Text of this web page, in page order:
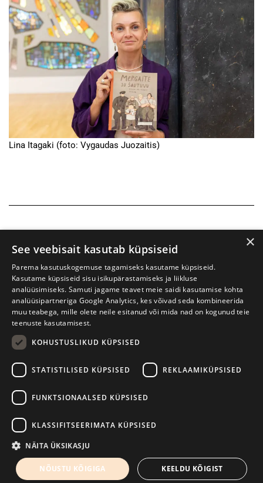
Lina Itagaki (foto: Vygaudas Juozaitis)
Prima Vista kirjandusfestival
+372 56906836
Kodulehe tegemine - AMA
×
See veebisait kasutab küpsiseid
Parema kasutuskogemuse tagamiseks kasutame küpsiseid.
Kasutame küpsiseid sisu isikupärastamiseks ja liikluse
analüüsimiseks. Samuti jagame teavet meie saidi kasutamise kohta
analüüsipartneriga Google Analytics, kes võivad seda kombineerida
muu teabega, mille olete neile esitanud või mida nad on kogunud teie
teenuste kasutamisest.
KOHUSTUSLIKUD KÜPSISED
STATISTILISED KÜPSISED REKLAAMIKÜPSISED
FUNKTSIONAALSED KÜPSISED
KLASSIFITSEERIMATA KÜPSISED
NÄITA ÜKSIKASJU
NÕUSTU KÕIGIGA KEELDU KÕIGIST